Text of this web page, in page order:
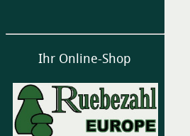
Ihr Online-Shop